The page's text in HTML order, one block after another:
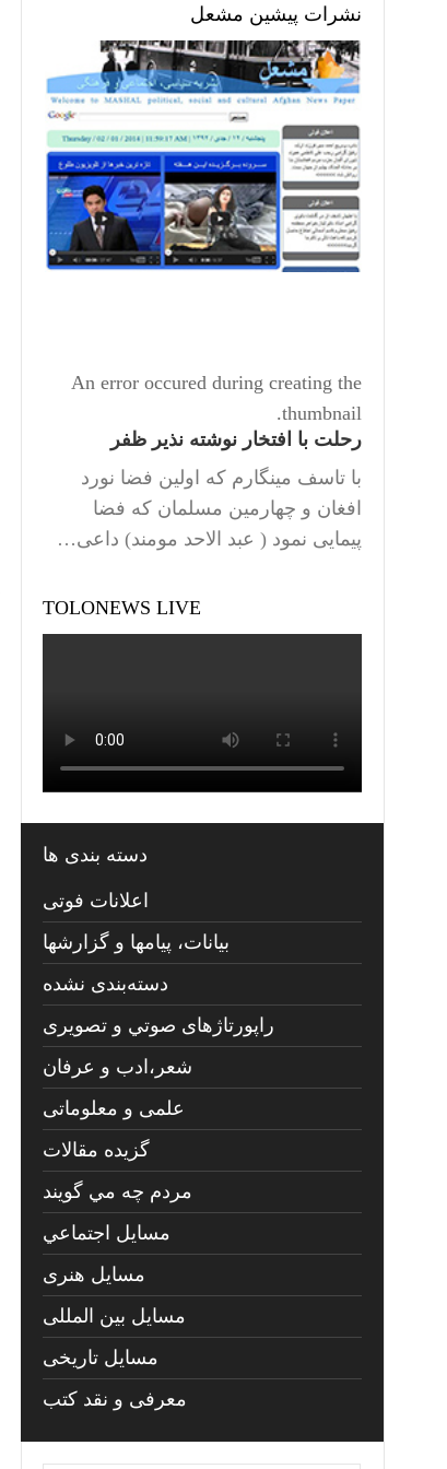
نشرات پیشین مشعل
An error occured during creating the
thumbnail.
رحلت با افتخار نوشته نذیر ظفر
با تاسف مینگارم که اولین فضا نورد
افغان و چهارمین مسلمان که فضا
پیمایی نمود ( عبد الاحد مومند) داعی…
TOLONEWS LIVE
دسته بندی ها
اعلانات فوتی
بیانات، پیامها و گزارشها
دسته‌بندی نشده
راپورتاژهای صوتي و تصويری
شعر،ادب و عرفان
علمی و معلوماتی
گزیده مقالات
مردم چه مي گويند
مسايل اجتماعي
مسايل هنری
مسایل بین المللی
مسایل تاریخی
معرفی و نقد کتب